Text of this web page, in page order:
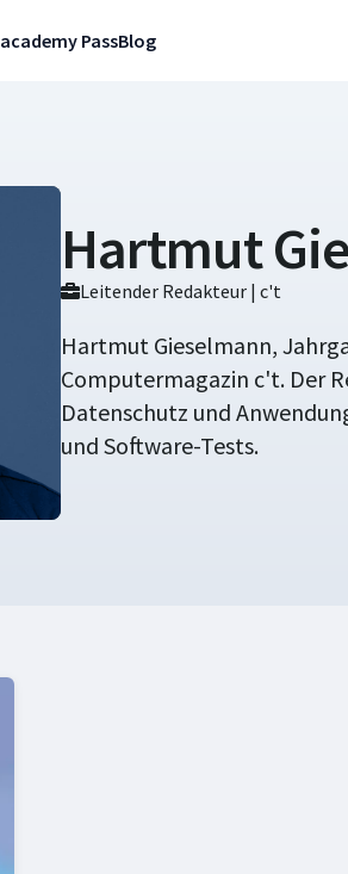
academy PassBlog
Hartmut
Leitender Redakteur | c't
Hartmut Gieselmann,
Computermagazin c't. Der
Datenschutz und
und Software-Tests.